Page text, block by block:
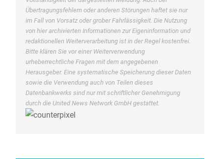
Übertragungsfehlern oder anderen Störungen haftet sie nur
im Fall von Vorsatz oder grober Fahrlässigkeit. Die Nutzung
von hier archivierten Informationen zur Eigeninformation und
redaktionellen Weiterverarbeitung ist in der Regel kostenfrei.
Bitte klären Sie vor einer Weiterverwendung
urheberrechtliche Fragen mit dem angegebenen
Herausgeber. Eine systematische Speicherung dieser Daten
sowie die Verwendung auch von Teilen dieses
Datenbankwerks sind nur mit schriftlicher Genehmigung
durch die United News Network GmbH gestattet.